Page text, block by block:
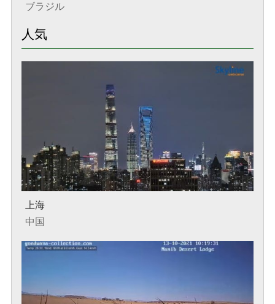
ブラジル
人気
上海
中国